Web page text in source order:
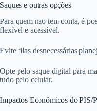
Saques e outras opções
Para quem não tem conta, é
flexível e acessível.
Evite filas desnecessárias
Opte pelo saque digital para
tudo pelo celular.
Impactos Econômicos do PIS/